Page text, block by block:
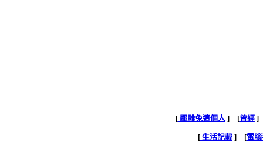
[鄙雕兔這個人] [曾經]
[生活記載] [電